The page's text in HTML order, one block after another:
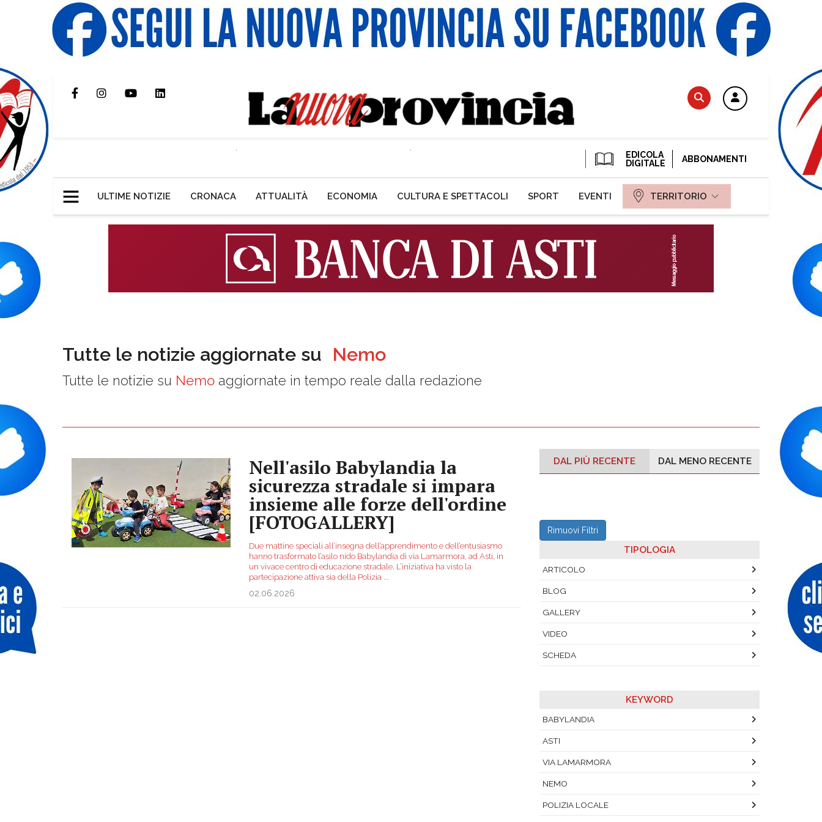
EDICOLA
DIGITALE
ABBONAMENTI
ULTIME NOTIZIE CRONACA ATTUALITÀ ECONOMIA CULTURA E SPETTACOLI SPORT EVENTI TERRITORIO
Tutte le notizie aggiornate su Nemo
Tutte le notizie su Nemo aggiornate in tempo reale dalla redazione
Nell'asilo Babylandia la
sicurezza stradale si impara
insieme alle forze dell'ordine
[FOTOGALLERY]
Due mattine speciali all’insegna dell’apprendimento e dell’entusiasmo
hanno trasformato l’asilo nido Babylandia di via Lamarmora, ad Asti, in
un vivace centro di educazione stradale. L’iniziativa ha visto la
partecipazione attiva sia della Polizia
02.06.2026
DAL PIÙ RECENTE DAL MENO RECENTE
Rimuovi Filtri
TIPOLOGIA
ARTICOLO
BLOG
GALLERY
VIDEO
SCHEDA
KEYWORD
BABYLANDIA
ASTI
VIA LAMARMORA
NEMO
POLIZIA LOCALE